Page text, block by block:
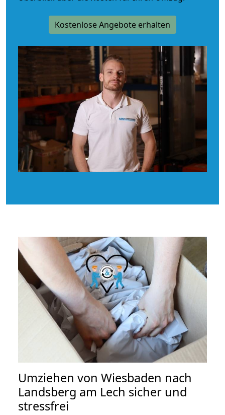
Kostenlose Angebote erhalten
Umziehen von Wiesbaden nach
Landsberg am Lech sicher und
stressfrei